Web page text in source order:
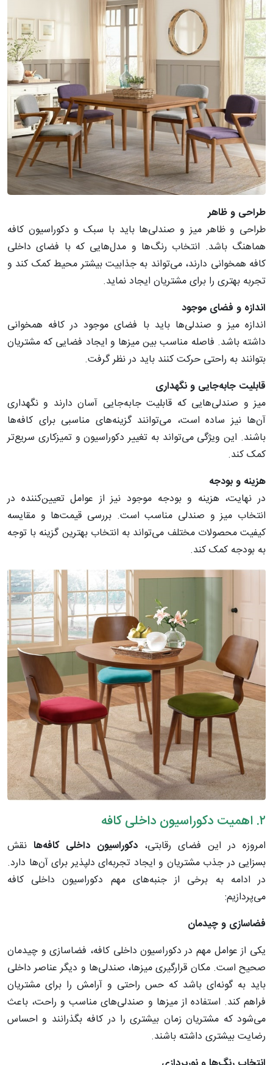
طراحی وظاهر
طراحی و ظاهر میز و صندلی‌ها باید با سبک و دکوراسیون کافه
هماهنگ باشد. انتخاب رنگ‌ها و مدل‌هایی که با فضای داخلی
کافه همخوانی دارند، می‌تواند به جذابیت بیشتر محیط کمک کند و
تجربه بهتری را برای مشتریان ایجاد نماید.
اندازه و فضای موجود
اندازه میز و صندلی‌ها باید با فضای موجود در کافه همخوانی
داشته باشد. فاصله مناسب بین میزها و ایجاد فضایی که مشتریان
بتوانند به راحتی حرکت کنند باید در نظر گرفت.
قابلیت جابهجایی ونگهداری
میز و صندلی‌هایی که قابلیت جابه‌جایی آسان دارند و نگهداری
آن‌ها نیز ساده است، می‌توانند گزینه‌های مناسبی برای کافه‌ها
باشند. این ویژگی می‌تواند به تغییر دکوراسیون و تمیزکاری سریع‌تر
کمک کند.
هزینه وبودجه
در نهایت، هزینه و بودجه موجود نیز از عوامل تعیین‌کننده در
انتخاب میز و صندلی مناسب است. بررسی قیمت‌ها و مقایسه
کیفیت محصولات مختلف می‌تواند به انتخاب بهترین گزینه با توجه
به بودجه کمک کند.
۲. اهمیت دکوراسیون داخلی کافه
امروزه در این فضای رقابتی، دکوراسیون داخلی کافهها نقش
بسزایی در جذب مشتریان و ایجاد تجربه‌ای دلپذیر برای آن‌ها دارد.
در ادامه به برخی از جنبه‌های مهم دکوراسیون داخلی کافه
می‌پردازیم:
فضاسازی وچیدمان
یکی از عوامل مهم در دکوراسیون داخلی کافه، فضاسازی و چیدمان
صحیح است. مکان قرارگیری میزها، صندلی‌ها و دیگر عناصر داخلی
باید به گونه‌ای باشد که حس راحتی و آرامش را برای مشتریان
فراهم کند. استفاده از میزها و صندلی‌های مناسب و راحت، باعث
می‌شود که مشتریان زمان بیشتری را در کافه بگذرانند و احساس
رضایت بیشتری داشته باشند.